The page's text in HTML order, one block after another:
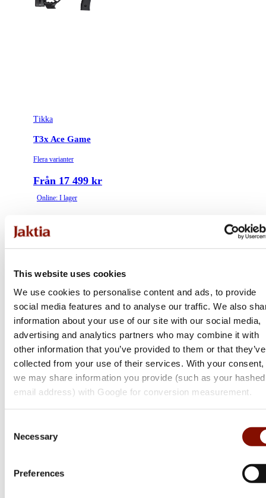
This website uses cookies
We use cookies to personalise content and ads, to provide
social media features and to analyse our traffic. We also
information about your use of our site with our social media,
advertising and analytics partners who may combine it with
other information that you’ve provided to them or that they’ve
collected from your use of their services. With your consent,
we may share information you provide (such as your hashed
email address) with Google for conversion measurement.
Selection
Necessary
Preferences
Tikka
T3x Ace Game
Flera varianter
Från 17 499 kr
Online: I lager